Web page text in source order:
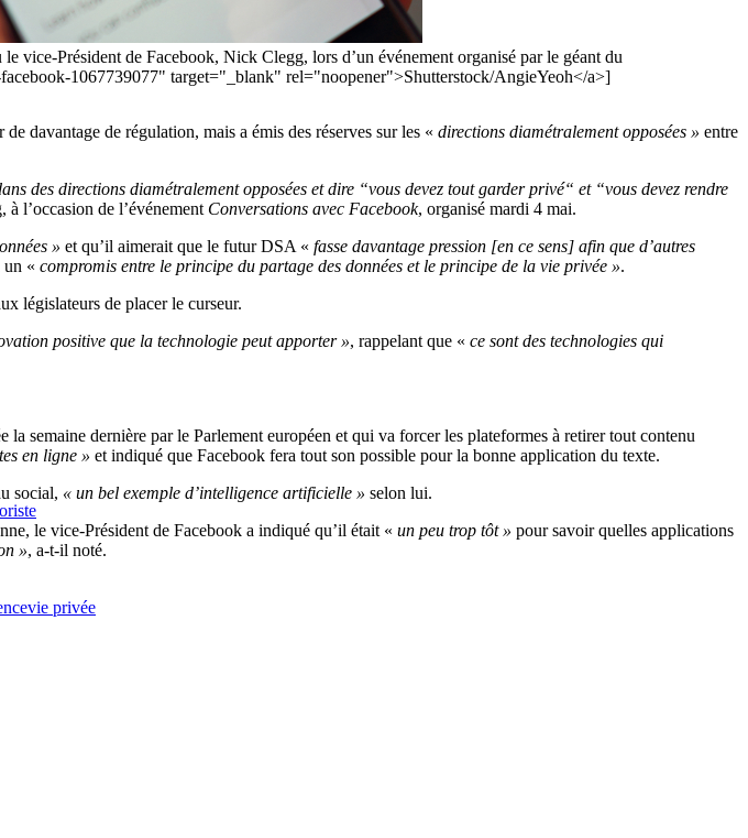
vice-Président de Facebook, Nick Clegg, lors d’un événement organisé par le géant du
1067739077" target="_blank" rel="noopener">Shutterstock/AngieYeoh</a>]
davantage de régulation, mais a émis des réserves sur les « directions diamétralement opposées » entre
des directions diamétralement opposées et dire “vous devez tout garder privé“ et “vous devez rendre
l’occasion de l’événement Conversations avec Facebook, organisé mardi 4 mai.
» et qu’il aimerait que le futur DSA « fasse davantage pression [en ce sens] afin que d’autres
un « compromis entre le principe du partage des données et le principe de la vie privée ».
législateurs de placer le curseur.
positive que la technologie peut apporter », rappelant que « ce sont des technologies qui
semaine dernière par le Parlement européen et qui va forcer les plateformes à retirer tout contenu
en ligne » et indiqué que Facebook fera tout son possible pour la bonne application du texte.
social, « un bel exemple d’intelligence artificielle » selon lui.
le vice-Président de Facebook a indiqué qu’il était « un peu trop tôt » pour savoir quelles applications
», a-t-il noté.
vie privée